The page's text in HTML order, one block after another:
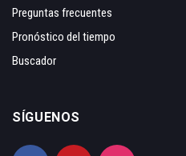
Preguntas frecuentes
Pronóstico del tiempo
Buscador
SÍGUENOS